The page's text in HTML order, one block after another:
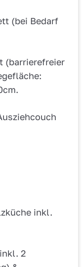
(bei Bedarf
(barrierefreier
inkl.
2